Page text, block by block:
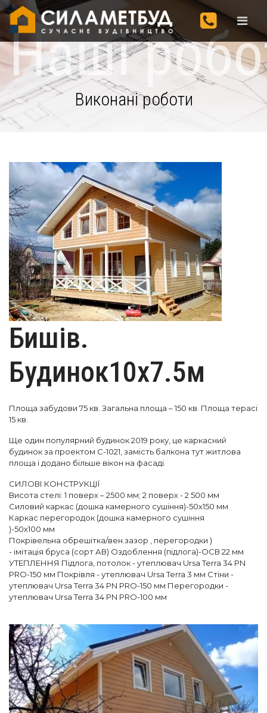
Наші
Виконані роботи
Бишів.
Будинок10х7.5м
Площа забудови 75 кв. Загальна площа – 150 кв. Площа терасі
15 кв.
Ще один популярний будинок 2019 року, це каркасний
будинок за проектом С-1021, замість балкона тут житлова
площа і додано більше вікон на фасаді.
СИЛОВІ КОНСТРУКЦІЇ
Висота стелі: 1 поверх – 2500 мм; 2 поверх - 2 500 мм
Силовий каркас (дошка камерного сушіння)-50х150 мм
Каркас перегородок (дошка камерного сушіння
)-50х100 мм
Покрівельна обрешітка/вен.зазор , перегородки )
- імітація бруса (сорт АВ) Оздоблення (підлога)-ОСВ 22 мм
УТЕПЛЕННЯ Підлога, потолок - утеплювач Ursa Terra 34 PN
PRO-150 мм Покрівля - утеплювач Ursa Terra 3 мм Стіни -
утеплювач Ursa Terra 34 PN PRO-150 мм Перегородки -
утеплювач Ursa Terra 34 PN PRO-100 мм